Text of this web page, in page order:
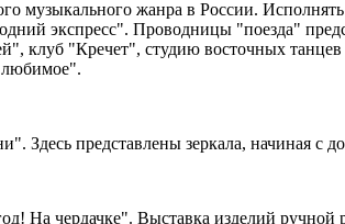
музыкального жанра в России.
экспресс". Проводницы "поезда"
клуб "Кречет", студию восточных
любимое".
Здесь представлены зеркала, начиная
На чердачке". Выставка изделий